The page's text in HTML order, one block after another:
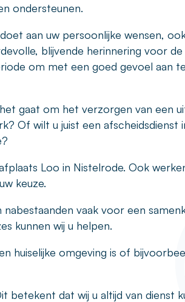
ondersteunen.
aan uw persoonlijke wensen,
blijvende herinnering voor de
om met een goed gevoel aan
gaat om het verzorgen van een
Of wilt u juist een afscheidsdienst
Loo in Nistelrode. Ook
keuze.
vaak voor een
kunnen wij u helpen.
huiselijke omgeving is of
betekent dat wij u altijd van dienst